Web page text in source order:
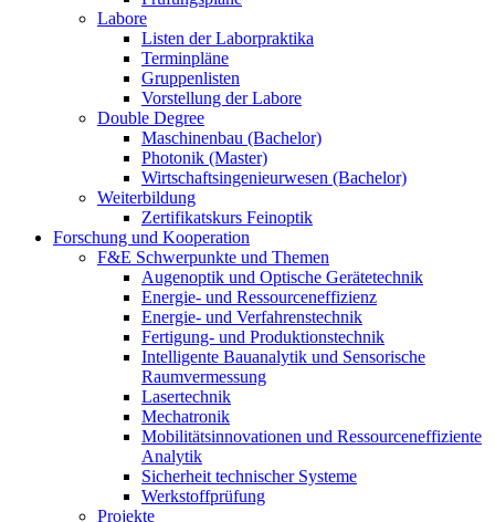
Labore
Listen der Laborpraktika
Terminpläne
Gruppenlisten
Vorstellung der Labore
Double Degree
Maschinenbau (Bachelor)
Photonik (Master)
Wirtschaftsingenieurwesen (Bachelor)
Weiterbildung
Zertifikatskurs Feinoptik
Forschung und Kooperation
F&E Schwerpunkte und Themen
Augenoptik und Optische Gerätetechnik
Energie- und Ressourceneffizienz
Energie- und Verfahrenstechnik
Fertigung- und Produktionstechnik
Intelligente Bauanalytik und Sensorische
Raumvermessung
Lasertechnik
Mechatronik
Mobilitätsinnovationen und Ressourceneffiziente
Analytik
Sicherheit technischer Systeme
Werkstoffprüfung
Projekte